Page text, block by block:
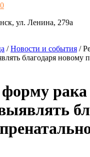
ул. Ленина, 279а
/Новости и события /
благодаря новому
рака